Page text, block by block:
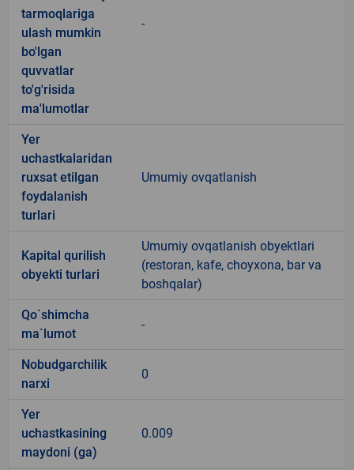
tarmoqlariga
ulash mumkin
bo'lgan
quvvatlar
to'g'risida
ma'lumotlar
-
Yer
uchastkalaridan
ruxsat etilgan
foydalanish
turlari
Umumiy ovqatlanish
Kapital qurilish
obyekti turlari
Umumiy ovqatlanish obyektlari
(restoran, kafe, choyxona, bar va
boshqalar)
Qo`shimcha
ma`lumot
-
Nobudgarchilik
narxi
0
Yer
uchastkasining
maydoni (ga)
0.009